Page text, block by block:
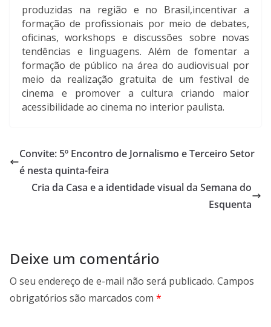
produzidas na região e no Brasil,incentivar a
formação de profissionais por meio de debates,
oficinas, workshops e discussões sobre novas
tendências e linguagens. Além de fomentar a
formação de público na área do audiovisual por
meio da realização gratuita de um festival de
cinema e promover a cultura criando maior
acessibilidade ao cinema no interior paulista.
Convite: 5º Encontro de Jornalismo e Terceiro Setor
é nesta quinta-feira
Cria da Casa e a identidade visual da Semana do
Esquenta
Deixe um comentário
O seu endereço de e-mail não será publicado. Campos
obrigatórios são marcados com *